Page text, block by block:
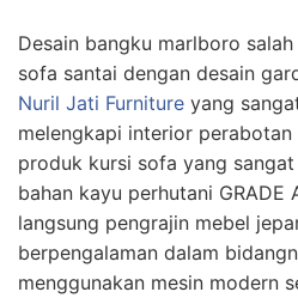
Desain bangku marlboro
sofa santai dengan desain
Nuril Jati Furniture yang
melengkapi interior perabotan
produk kursi sofa yang
bahan kayu perhutani GRADE
langsung pengrajin mebel
berpengalaman dalam
menggunakan mesin modern